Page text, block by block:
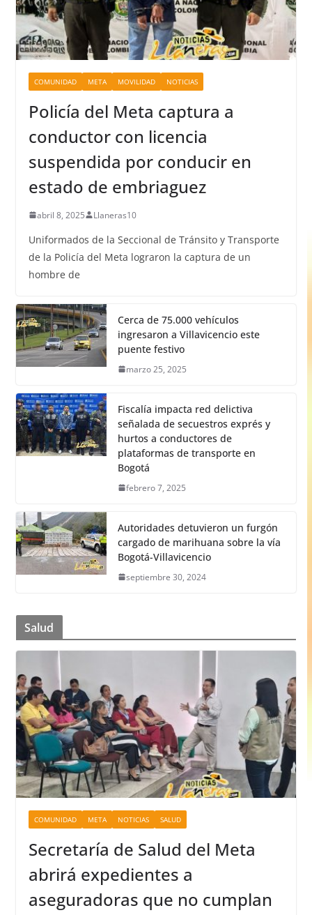
COMUNIDAD META MOVILIDAD NOTICIAS
Policía del Meta captura a
conductor con licencia
suspendida por conducir en
estado de embriaguez
abril 8, 2025 Llaneras10
Uniformados de la Seccional de Tránsito y Transporte
de la Policía del Meta lograron la captura de un
hombre de
Cerca de 75.000 vehículos
ingresaron a Villavicencio este
puente festivo
marzo 25, 2025
Fiscalía impacta red delictiva
señalada de secuestros exprés y
hurtos a conductores de
plataformas de transporte en
Bogotá
febrero 7, 2025
Autoridades detuvieron un furgón
cargado de marihuana sobre la vía
Bogotá-Villavicencio
septiembre 30, 2024
Salud
COMUNIDAD META NOTICIAS SALUD
Secretaría de Salud del Meta
abrirá expedientes a
aseguradoras que no cumplan